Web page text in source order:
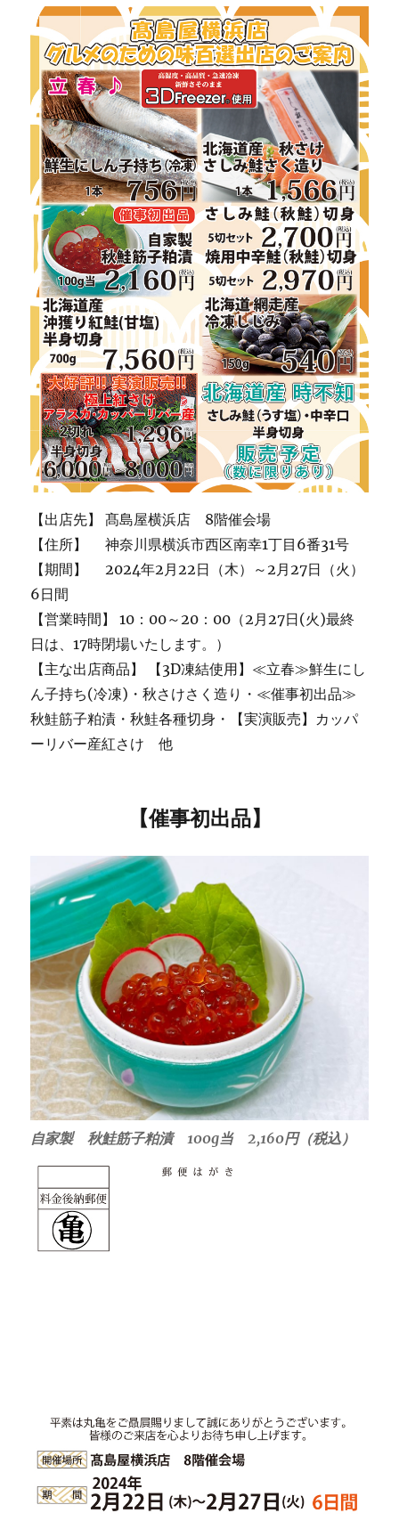
【出店先】 髙島屋横浜店 8階催会場
【住所】 神奈川県横浜市西区南幸1丁目6番31号
【期間】 2024年2月22日（木）～2月27日（火）
6日間
【営業時間】 10：00～20：00（2月27日(火)最終
日は、17時閉場いたします。）
【主な出店商品】 【3D凍結使用】≪立春≫鮮生にし
ん子持ち(冷凍)・秋さけさく造り・≪催事初出品≫
秋鮭筋子粕漬・秋鮭各種切身・【実演販売】カッパ
ーリバー産紅さけ 他
【催事初出品】
自家製 秋鮭筋子粕漬 100g当 2,160円（税込）